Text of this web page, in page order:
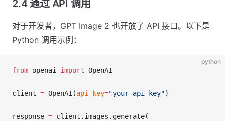
2.4 通过 API 调用
对于开发者，GPT Image 2 也开放了 API 接口。以下是
Python 调用示例：
python
from openai import OpenAI
client = OpenAI(api_key="your-api-key")
response = client.images.generate(